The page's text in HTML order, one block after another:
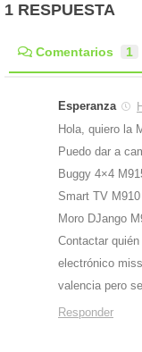
1 RESPUESTA
Comentarios 1
Esperanza
Hola, quiero la
Puedo dar a
Buggy 4×4
Smart TV M910
Moro DJango
Contactar
electrónico
valencia pero
Responder